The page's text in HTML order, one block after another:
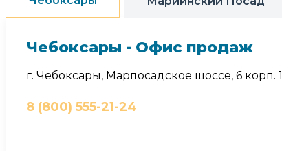
Чебоксары - Офис продаж
г. Чебоксары, Марпосадское шоссе, 6 корп. 1
8 (800) 555-21-24